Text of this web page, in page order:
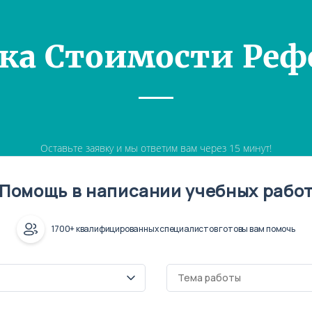
Стоимости
Оставьте заявку и мы ответим вам через 15 минут!
в написании учебных работ
1700+ квалифицированных специалистов готовы вам помочь